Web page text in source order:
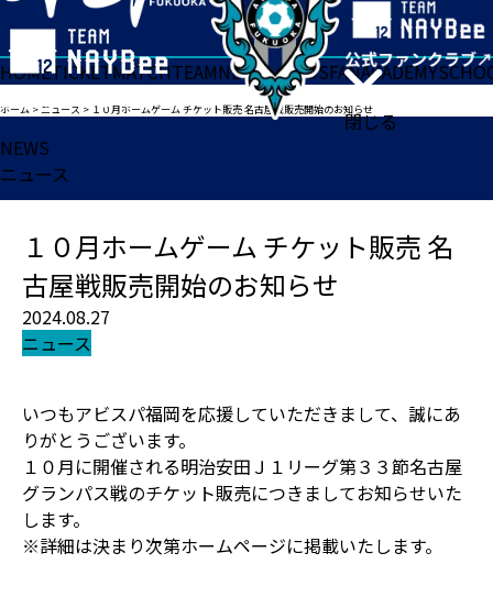
閉じる
HOMETICKETMATCHTEAMNEWSGOODSFANACADEMY
ホーム >ニュース > １０月ホームゲーム チケット販売 名古屋戦販売開始のお知らせ
NEWS
ニュース
１０月ホームゲーム チケット販売 名
古屋戦販売開始のお知らせ
2024.08.27
ニュース
いつもアビスパ福岡を応援していただきまして、誠にあ
りがとうございます。
１０月に開催される明治安田Ｊ１リーグ第３３節名古屋
グランパス戦のチケット販売につきましてお知らせいた
します。
※詳細は決まり次第ホームページに掲載いたします。